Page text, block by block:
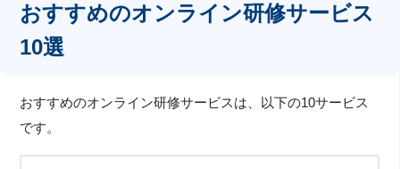
おすすめのオンライン研修サービス
10選
おすすめのオンライン研修サービスは、以下の10サービス
です。